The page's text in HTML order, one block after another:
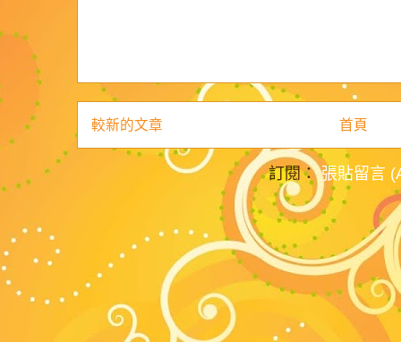
較新的文章 首頁
訂閱：張貼留言